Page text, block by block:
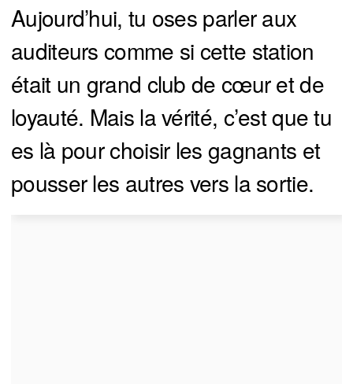
Aujourd’hui, tu oses parler aux
auditeurs comme si cette station
était un grand club de cœur et de
loyauté. Mais la vérité, c’est que tu
es là pour choisir les gagnants et
pousser les autres vers la sortie.